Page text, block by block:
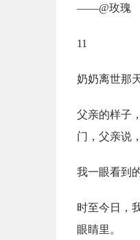
——@玫瑰
11
奶奶离世那
父亲的样子
门，父亲说
我一眼看到
时至今日，
眼睛里。